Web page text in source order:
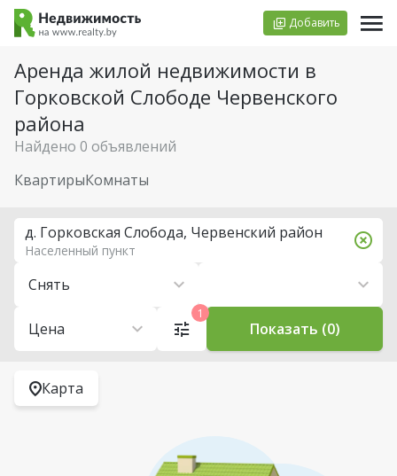
Добавить
Аренда жилой недвижимости в
Горковской Слободе Червенского
района
Найдено 0 объявлений
КвартирыКомнаты
Снять
Цена
д. Горковская Слобода, Червенский район
Населенный пункт
1
Показать (0)
Карта